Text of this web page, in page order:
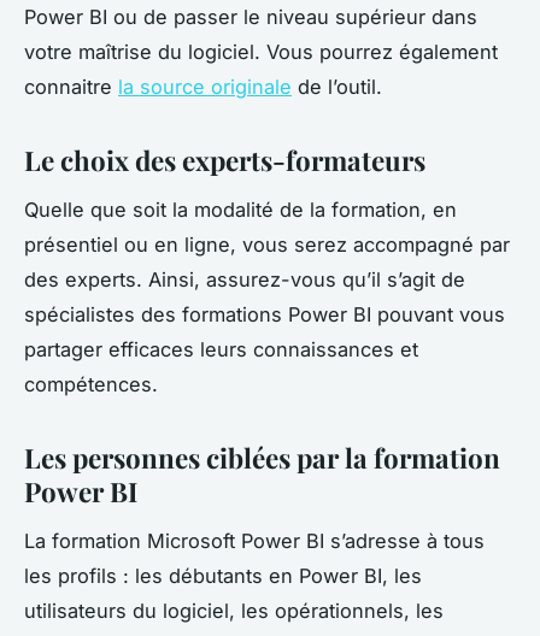
Power BI ou de passer le niveau supérieur dans
votre maîtrise du logiciel. Vous pourrez également
connaitre la source originale de l’outil.
Le choix des experts-formateurs
Quelle que soit la modalité de la formation, en
présentiel ou en ligne, vous serez accompagné par
des experts. Ainsi, assurez-vous qu’il s’agit de
spécialistes des formations Power BI pouvant vous
partager efficaces leurs connaissances et
compétences.
Les personnes ciblées par la formation
Power BI
La formation Microsoft Power BI s’adresse à tous
les profils : les débutants en Power BI, les
utilisateurs du logiciel, les opérationnels, les